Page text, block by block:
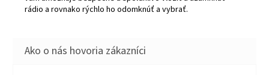
GPS, snímkovanie, nahrávanie
komunikácie, on / off časovač,
karta, VOX, Memory Auto
rádio a rovnako rýchlo ho odomknúť a vybrať.